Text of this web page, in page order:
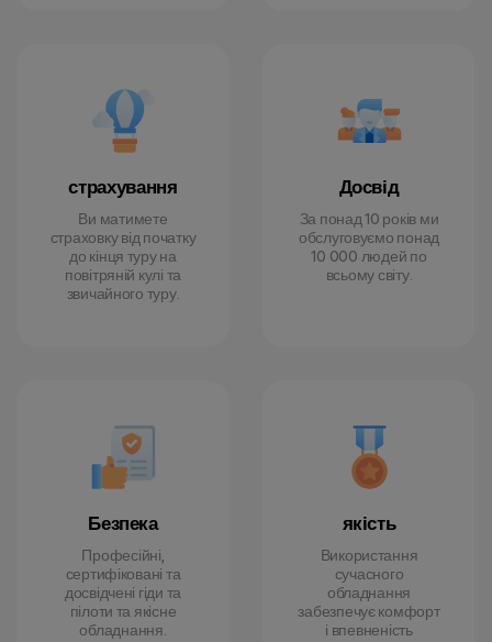
страхування
Ви матимете
страховку від початку
до кінця туру на
повітряній кулі та
звичайного туру.
Досвід
За понад 10 років ми
обслуговуємо понад
10 000 людей по
всьому світу.
Безпека
Професійні,
сертифіковані та
досвідчені гіди та
пілоти та якісне
обладнання.
якість
Використання
сучасного
обладнання
забезпечує комфорт
і впевненість